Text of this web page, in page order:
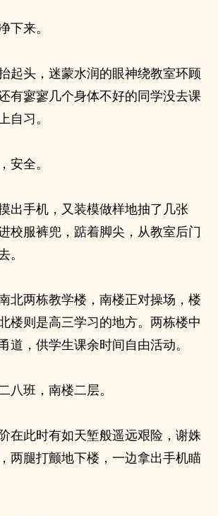
下来。
起头，迷蒙水润的眼神绕教室环顾
有寥寥几个身体不好的同学没去课
自习。
安全。
出手机，又装模做样地抽了几张
校服裤兜，踮着脚尖，从教室后门
。
北两栋教学楼，南楼正对操场，楼
楼则是高三学习的地方。两栋楼中
道，供学生课余时间自由活动。
八班，南楼二层。
在此时有如天堑般遥远艰险，谢姝
两腿打颤地下楼，一边拿出手机瞄